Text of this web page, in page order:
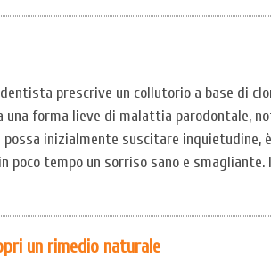
prescrive un collutorio a base di
forma lieve di malattia parodontale,
possa inizialmente suscitare inquietudine,
poco tempo un sorriso sano e
un rimedio naturale